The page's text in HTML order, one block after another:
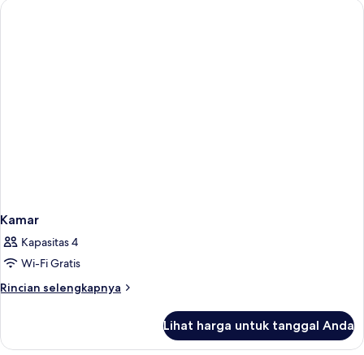
Kamar
Kapasitas 4
Wi-Fi Gratis
Rincian selengkapnya
Rincian
Kamar
Lihat harga untuk tanggal Anda